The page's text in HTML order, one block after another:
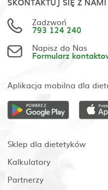
Zadzwoń
793 124 240
Napisz do Nas
Formularz
Aplikacja mobilna dla
Sklep dla dietetyków
Kalkulatory
Partnerzy